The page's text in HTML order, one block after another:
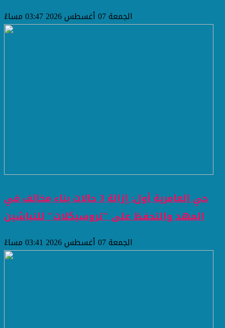
الجمعة 07 أغسطس 2026 03:47 مساءً
حي العامرية أول: إزالة 3 حالات بناء مخالف في
المهد والتحفظ على "تروسيكلات" للنباشين
الجمعة 07 أغسطس 2026 03:41 مساءً